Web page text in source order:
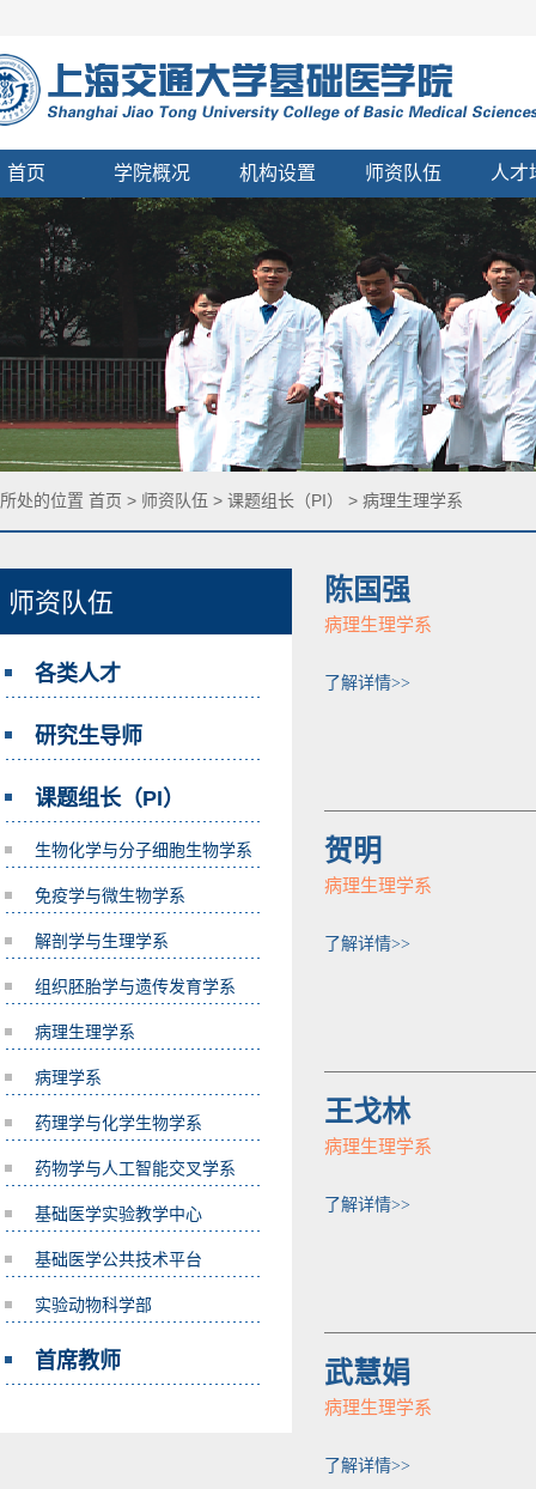
首页 学院概况 机构设置 师资队伍 人才
师资队伍
各类人才
研究生导师
课题组长（PI）
生物化学与分子细胞生物学系
免疫学与微生物学系
解剖学与生理学系
组织胚胎学与遗传发育学系
病理生理学系
病理学系
药理学与化学生物学系
药物学与人工智能交叉学系
基础医学实验教学中心
基础医学公共技术平台
实验动物科学部
首席教师
陈国强
病理生理学系
了解详情>>
贺明
病理生理学系
了解详情>>
王戈林
病理生理学系
了解详情>>
武慧娟
病理生理学系
了解详情>>
处的位置 首页 > 师资队伍 > 课题组长（PI） > 病理生理学系